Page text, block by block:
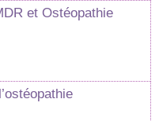
et Ostéopathie